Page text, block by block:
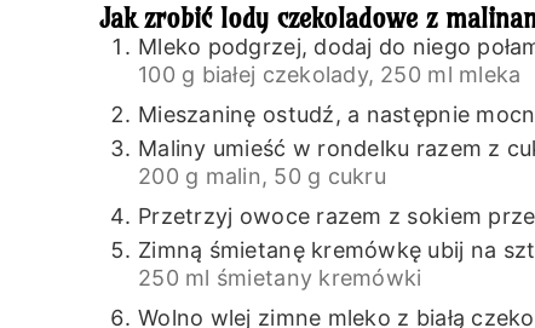
Jak zrobić lody czekoladowe z
Mleko podgrzej, dodaj do niego
100 g białej czekolady, 250 ml mleka
Mieszaninę ostudź, a następnie
Maliny umieść w rondelku razem z
200 g malin, 50 g cukru
Przetrzyj owoce razem z sokiem
Zimną śmietanę kremówkę ubij na
250 ml śmietany kremówki
Wolno wlej zimne mleko z białą